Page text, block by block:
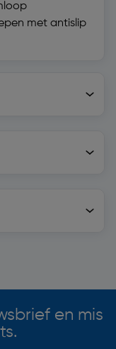
met antislip
en mis